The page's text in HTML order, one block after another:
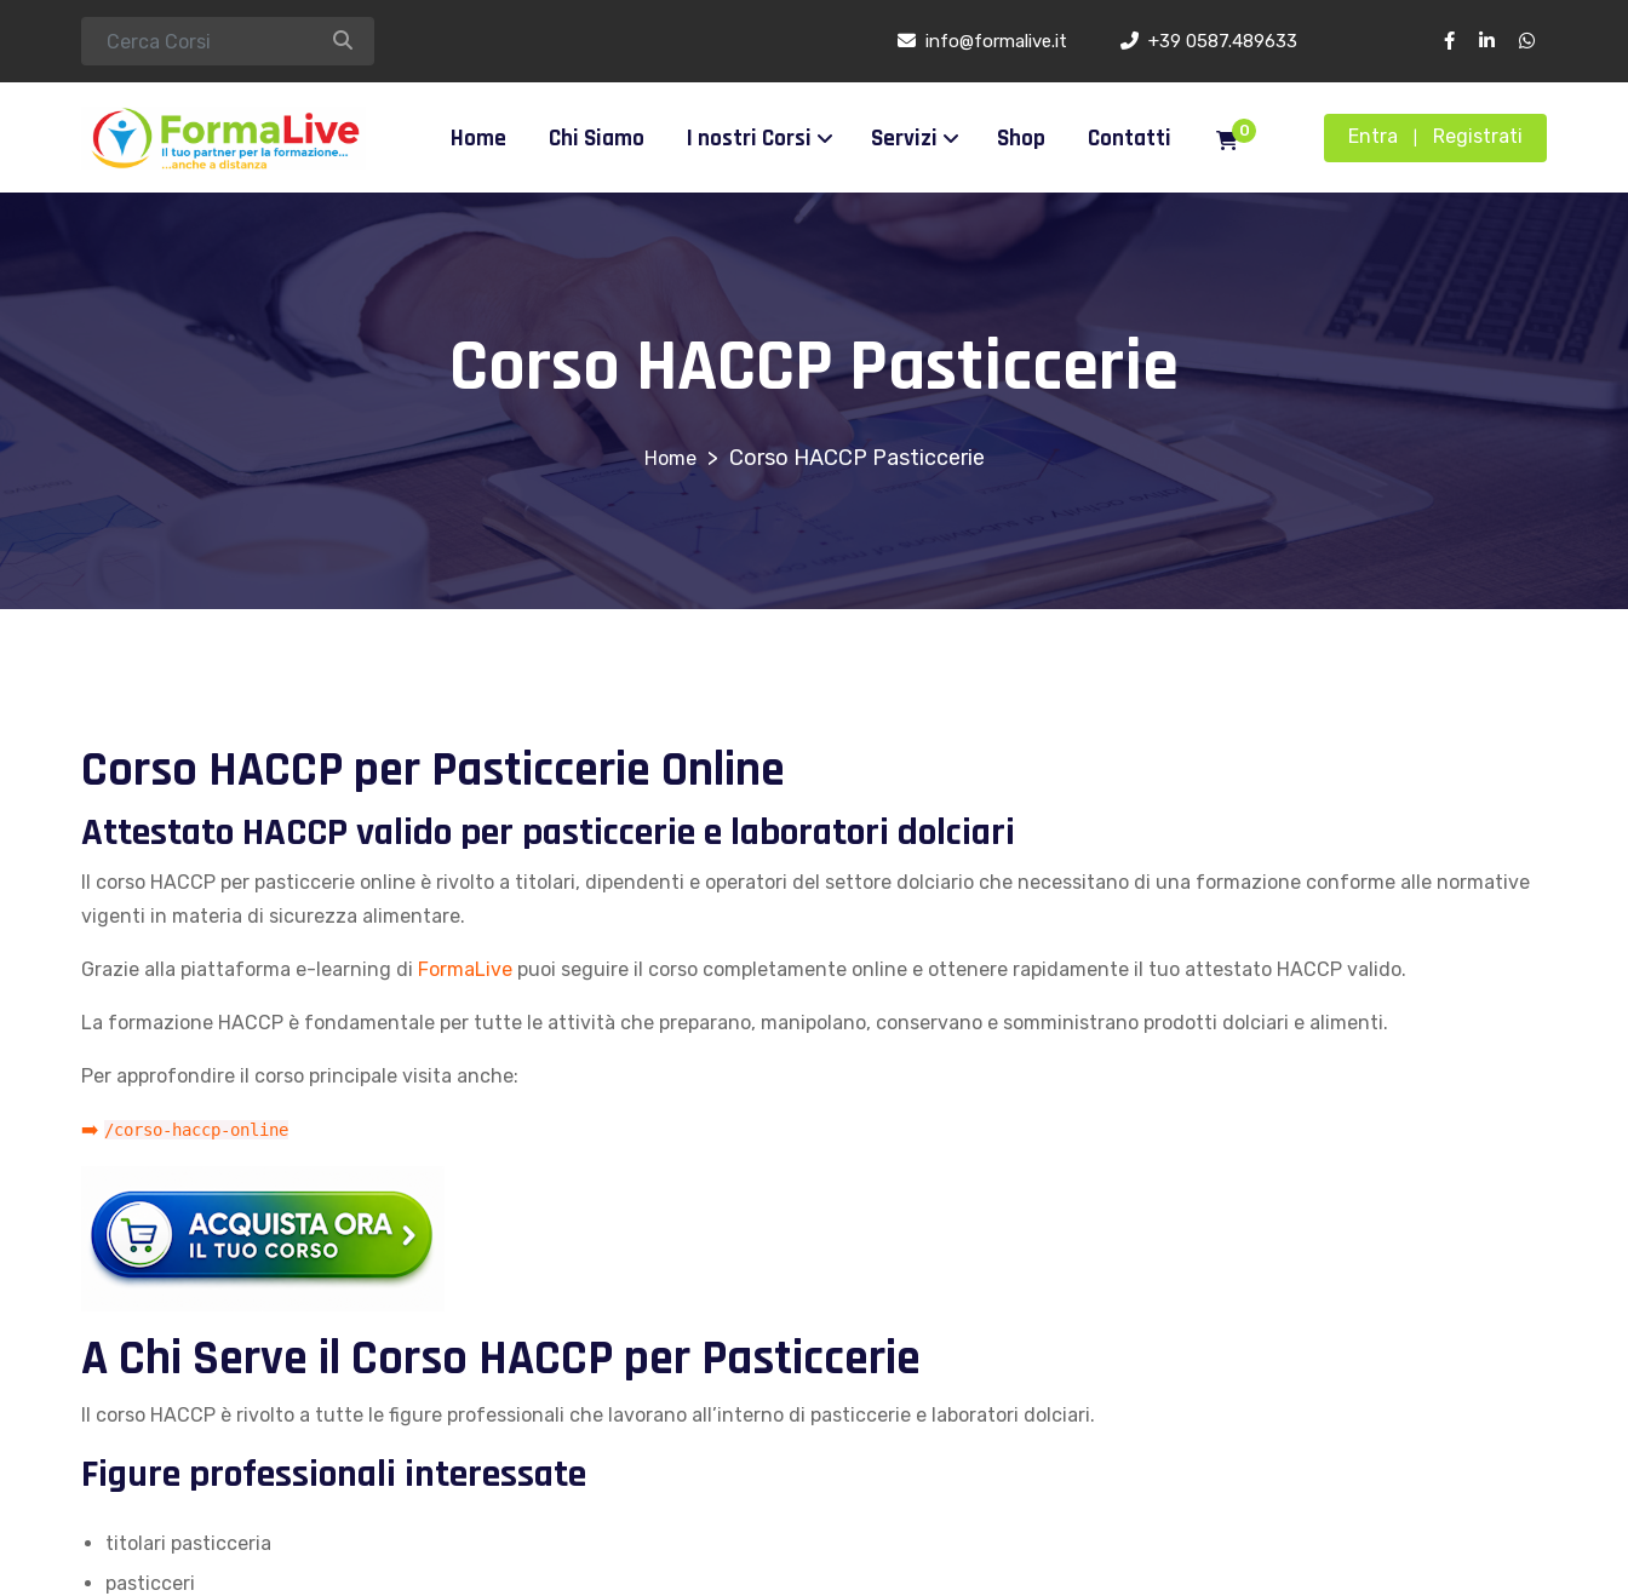
info@formalive.it +39 0587.489633
Home Chi Siamo I nostri Corsi Servizi Shop Contatti 0 Entra Registrati
Corso HACCP Pasticcerie
> Corso HACCP Pasticcerie
Corso HACCP per Pasticcerie Online
Attestato HACCP valido per pasticcerie e laboratori dolciari
Il corso HACCP per pasticcerie online è rivolto a titolari, dipendenti e operatori del settore dolciario che necessitano di una formazione conforme alle normative
vigenti in materia di sicurezza alimentare.
Grazie alla piattaforma e-learning di FormaLive puoi seguire il corso completamente online e ottenere rapidamente il tuo attestato HACCP valido.
La formazione HACCP è fondamentale per tutte le attività che preparano, manipolano, conservano e somministrano prodotti dolciari e alimenti.
Per approfondire il corso principale visita anche:
➡️ /corso-haccp-online
A Chi Serve il Corso HACCP per Pasticcerie
Il corso HACCP è rivolto a tutte le figure professionali che lavorano all’interno di pasticcerie e laboratori dolciari.
Figure professionali interessate
titolari pasticceria
pasticceri